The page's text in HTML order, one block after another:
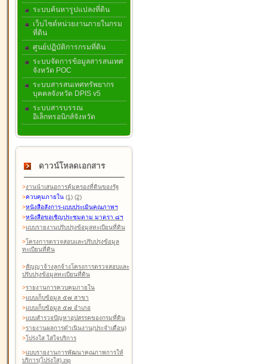
ระบบค้นหารูปแปลงที่ดิน
เว็บไซต์หน่วยงานภายในกรม
ที่ดิน
ศูนย์ปฏิบัติการกรมที่ดิน
ระบบจัดการข้อมูลสารสนเทศ
จังหวัด POC
ระบบสารสนเทศทรัพยากร
บุคคลจังหวัด DPIS v5
ระบบสารบรรณ
อิเล็กทรอนิกส์จังหวัด
ดาวน์โหลดเอกสาร
>งานนำเสนอการคุ้มครองที่ดินของรัฐ
>ควบคุมภายใน (1) (2)
>หนังสือสังการ-แบบประเมินคุณภาพฯ
>หนังสือขอเชิญประชุมตาม มาตรา ๘ฯ
>แบบรายงานปรับปรุงข้อมูลทะเบียนที่ดิน
>โครงการตรวจสอบและปรับปรุงข้อมูล
ทะเบียนที่ดิน
>สัญญาจ้างลูกจ้างโครงการตรวจสอบและ
ปรับปรุงข้อมูลทะเบียนที่ดิน
>รายงานการควบคุมภายใน
>แบบเก็บข้อมูล ๕๗ สาขา
>แบบเก็บข้อมูล ๕๗ อำเภอ
>แบบสำรวจปัญหาอุปสรรคของกรมที่ดิน
>รายงานผลการดำเนินงาน(ประจำเดือน)
>โปร่งใส ใส่ใจบริการ
>แบบรายงานการพัฒนาคุณภาพการให้
บริการ(โปร่งใส).zip